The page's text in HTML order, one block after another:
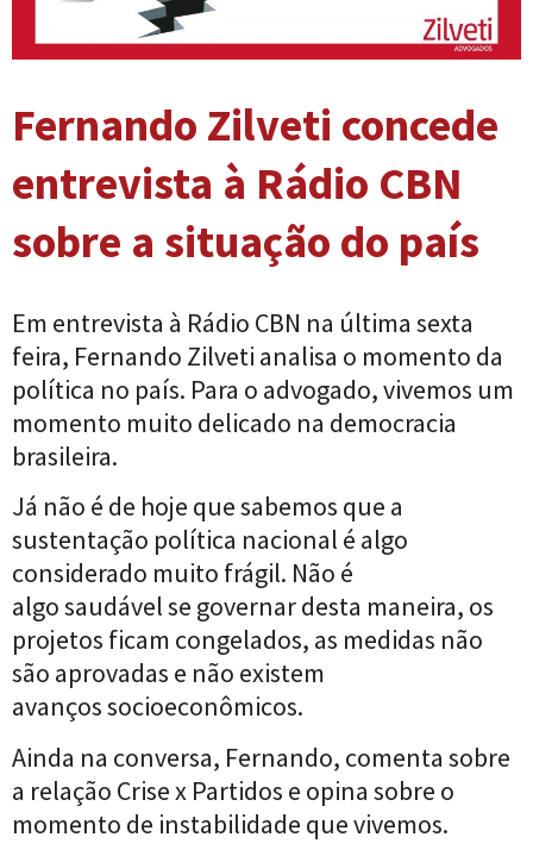
Fernando Zilveti concede
entrevista à Rádio CBN
sobre a situação do país
Em entrevista à Rádio CBN na última sexta
feira, Fernando Zilveti analisa o momento da
política no país. Para o advogado, vivemos um
momento muito delicado na democracia
brasileira.
Já não é de hoje que sabemos que a
sustentação política nacional é algo
considerado muito frágil. Não é
algo saudável se governar desta maneira, os
projetos ficam congelados, as medidas não
são aprovadas e não existem
avanços socioeconômicos.
Ainda na conversa, Fernando, comenta sobre
a relação Crise x Partidos e opina sobre o
momento de instabilidade que vivemos.